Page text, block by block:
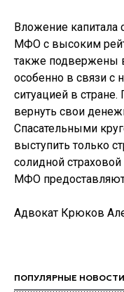
Вложение капитала
МФО с высоким
также подвержены
особенно в связи с
ситуацией в
вернуть свои
Спасательными
выступить только
солидной
МФО
Адвокат Крюков
ПОПУЛЯРНЫЕ НОВОСТИ